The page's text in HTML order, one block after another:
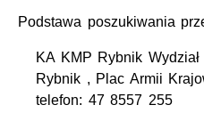
Podstawa poszukiwania
KA KMP Rybnik
Rybnik , Plac Armii
telefon: 47 8557 255